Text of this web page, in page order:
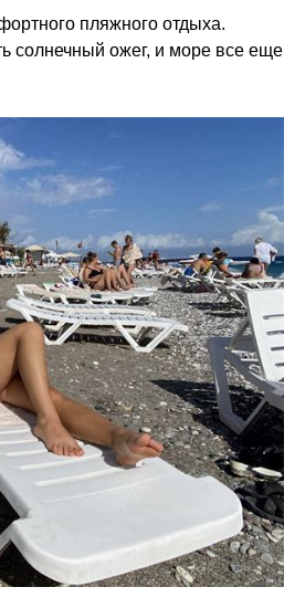
пляжного отдыха.
солнечный ожег, и море все еще